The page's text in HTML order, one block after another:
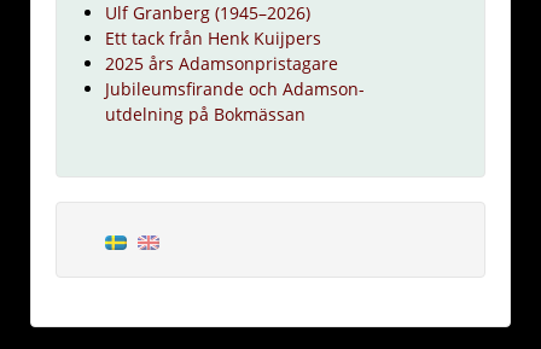
Ulf Granberg (1945–2026)
Ett tack från Henk Kuijpers
2025 års Adamsonpristagare
Jubileumsfirande och Adamson-
utdelning på Bokmässan